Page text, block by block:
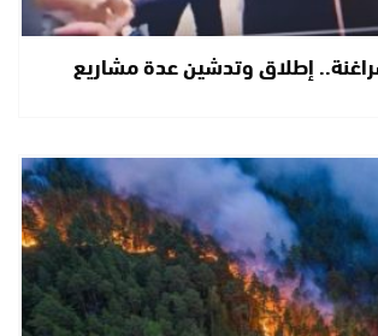
إطلاق وتدشين عدة مشاريع